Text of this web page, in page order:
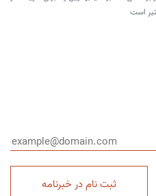
است
ثبت نام در خبرنامه